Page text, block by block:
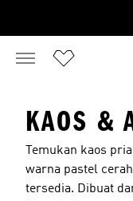
KAOS &
Temukan kaos
warna pastel
tersedia. Dibuat